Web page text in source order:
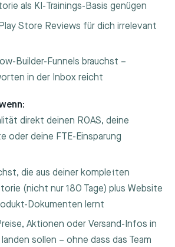
als KI-Trainings-Basis genügen
Store Reviews für dich irrelevant
Builder-Funnels brauchst –
in der Inbox reicht
direkt deinen ROAS, deine
oder deine FTE-Einsparung
die aus deiner kompletten
(nicht nur 180 Tage) plus Website
Dokumenten lernt
Aktionen oder Versand-Infos in
sollen – ohne dass das Team